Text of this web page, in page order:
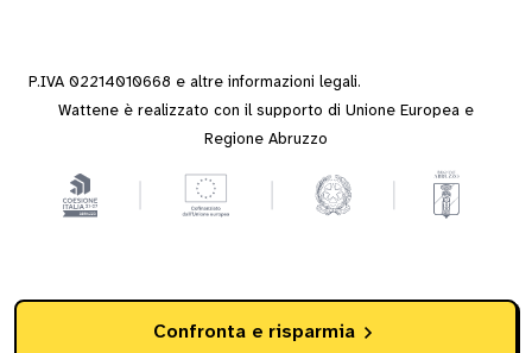
Confronta e risparmia
P.IVA 02214010668 e altre informazioni legali.
Wattene è realizzato con il supporto di Unione Europea e
Regione Abruzzo